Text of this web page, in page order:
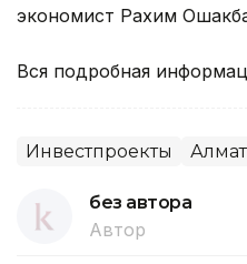
экономист Рахим
Вся подробная
Инвестпроекты
без автора
Автор